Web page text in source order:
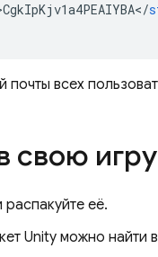
CgkIpKjv1a4PEAIYBA</
почты всех
свою игру
распакуйте её.
Unity можно найти